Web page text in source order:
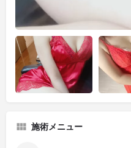
施術メニュー